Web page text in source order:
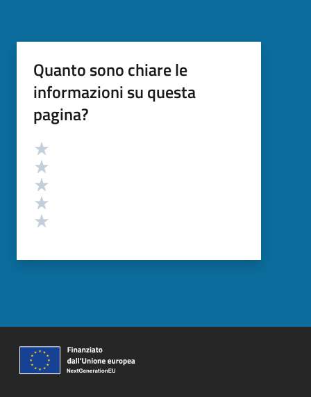
Quanto sono chiare le
informazioni su questa
pagina?
Valutazione